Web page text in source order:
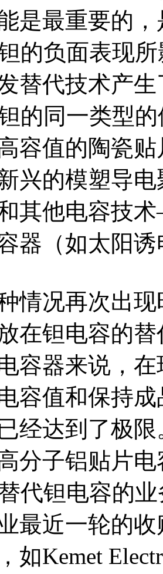
是最重要的
的负面表现
替代技术产
的同一类型
容值的陶瓷
兴的模塑导
其他电容技
器（如太阳诱
情况再次出
在钽电容的
容器来说，
容值和保持
经达到了极
分子铝贴片
代钽电容的
最近一轮的
如Kemet